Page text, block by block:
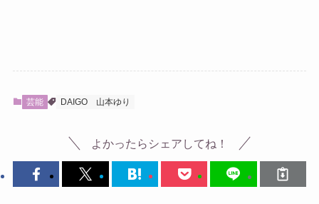
芸能 DAIGO 山本ゆり
よかったらシェアしてね！